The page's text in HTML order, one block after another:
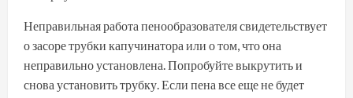
Неправильная работа пенообразователя свидетельствует
о засоре трубки капучинатора или о том, что она
неправильно установлена. Попробуйте выкрутить и
снова установить трубку. Если пена все еще не будет